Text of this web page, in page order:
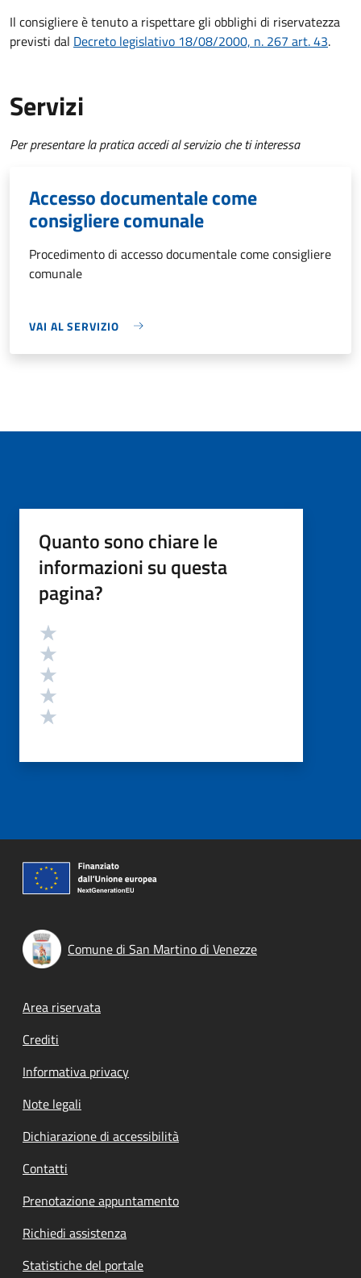
Il consigliere è tenuto a rispettare gli obblighi di riservatezza
previsti dal Decreto legislativo 18/08/2000, n. 267 art. 43.
Servizi
Per presentare la pratica accedi al servizio che ti interessa
Accesso documentale come
consigliere comunale
Procedimento di accesso documentale come consigliere
comunale
VAI AL SERVIZIO
Quanto sono chiare le
informazioni su questa
pagina?
Valutazione
Comune di San Martino di Venezze
Footer menu
Area riservata
Crediti
Informativa privacy
Note legali
Dichiarazione di accessibilità
Contatti
Prenotazione appuntamento
Richiedi assistenza
Statistiche del portale